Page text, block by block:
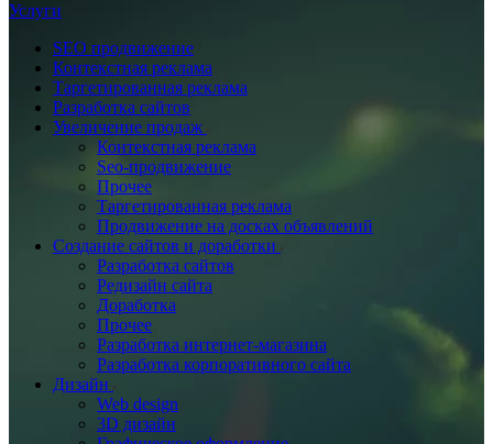
Услуги
SEO продвижение
Контекстная реклама
Таргетированная реклама
Разработка сайтов
Увеличение продаж
Контекстная реклама
Seo-продвижение
Прочее
Таргетированная реклама
Продвижение на досках объявлений
Создание сайтов и доработки
Разработка сайтов
Редизайн сайта
Доработка
Прочее
Разработка интернет-магазина
Разработка корпоративного сайта
Дизайн
Web design
3D дизайн